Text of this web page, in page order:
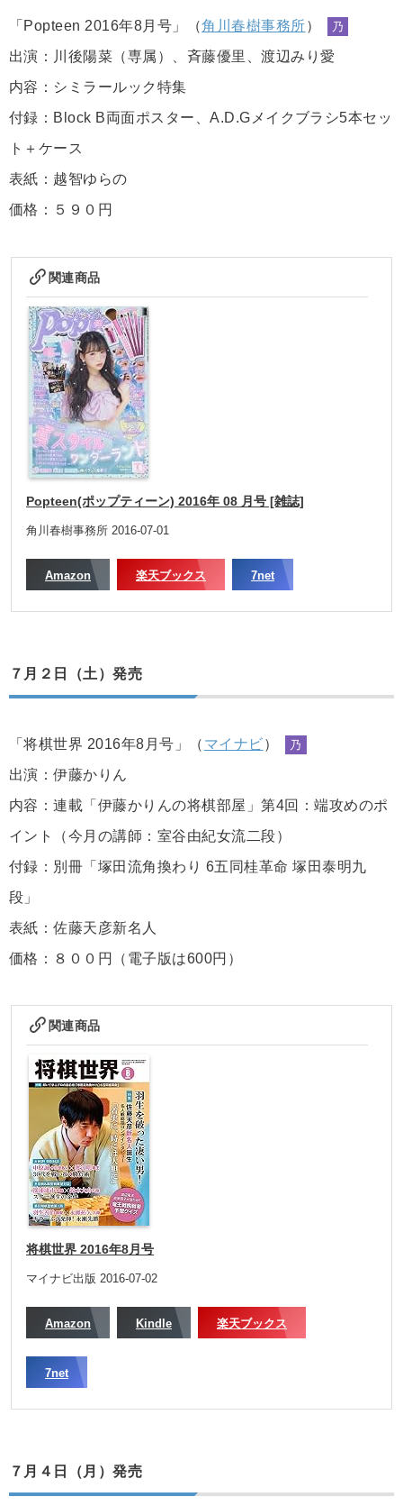
「Popteen 2016年8月号」（角川春樹事務所） 乃
出演：川後陽菜（専属）、斉藤優里、渡辺みり愛
内容：シミラールック特集
付録：Block B両面ポスター、A.D.Gメイクブラシ5本セッ
ト＋ケース
表紙：越智ゆらの
価格：５９０円
関連商品
Popteen(ポップティーン) 2016年 08 月号 [雑誌]
角川春樹事務所 2016-07-01
Amazon 楽天ブックス 7net
７月２日（土）発売
「将棋世界 2016年8月号」（ マイナビ） 乃
出演：伊藤かりん
内容：連載「伊藤かりんの将棋部屋」第4回：端攻めのポ
イント（今月の講師：室谷由紀女流二段）
付録：別冊「塚田流角換わり 6五同桂革命 塚田泰明九
段」
表紙：佐藤天彦新名人
価格：８００円（電子版は600円）
関連商品
将棋世界 2016年8月号
マイナビ出版 2016-07-02
Amazon Kindle 楽天ブックス
7net
７月４日（月）発売